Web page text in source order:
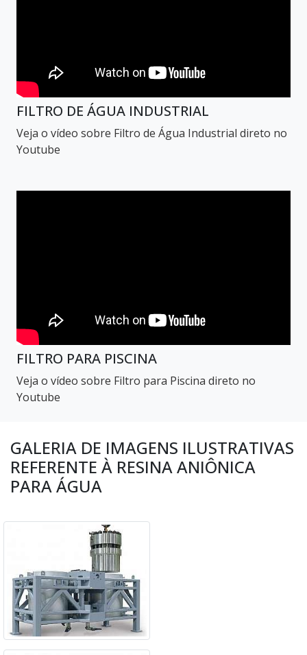
FILTRO DE ÁGUA INDUSTRIAL
Veja o vídeo sobre Filtro de Água Industrial direto no
Youtube
FILTRO PARA PISCINA
Veja o vídeo sobre Filtro para Piscina direto no
Youtube
GALERIA DE IMAGENS ILUSTRATIVAS
REFERENTE À RESINA ANIÔNICA
PARA ÁGUA